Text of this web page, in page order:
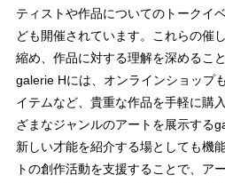
ティストや作品についてのトークイ
ども開催されています。これらの催
縮め、作品に対する理解を深めるこ
galerie Hには、オンラインショップ
イテムなど、貴重な作品を手軽に購
ざまなジャンルのアートを展示する
新しい才能を紹介する場としても機
トの創作活動を支援することで、ア